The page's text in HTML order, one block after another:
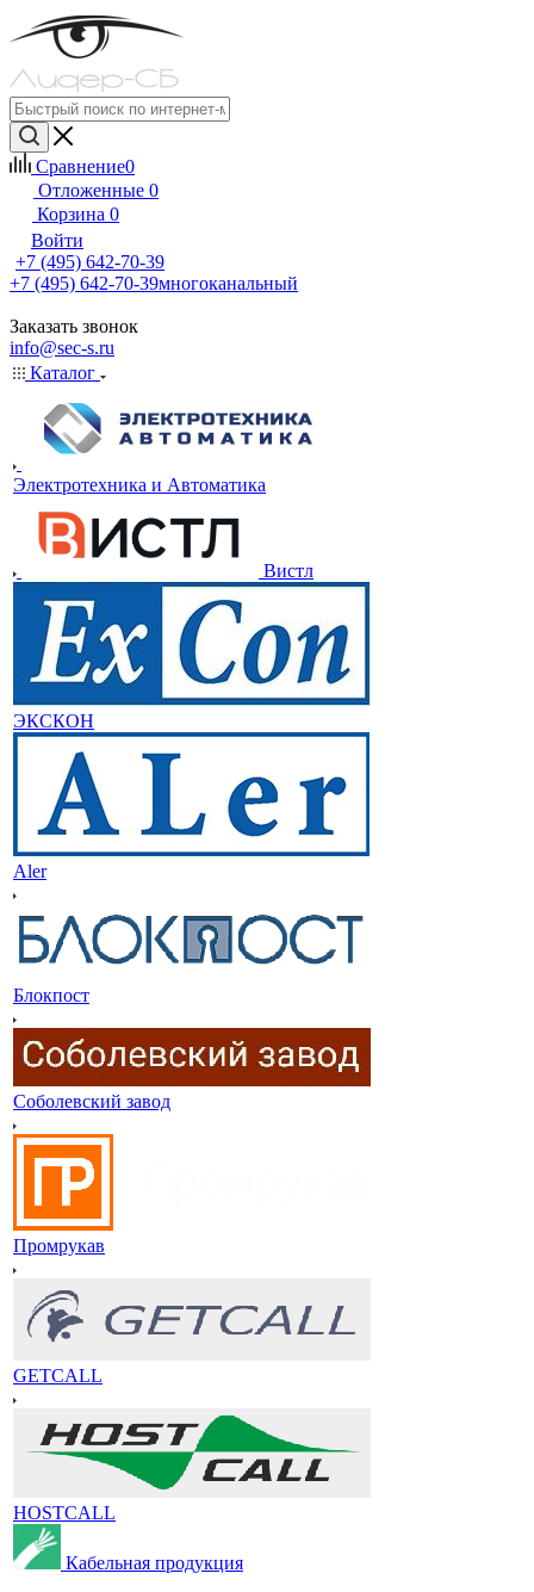
Сравнение0
Отложенные 0
Корзина 0
Войти
+7 (495) 642-70-39
+7 (495) 642-70-39многоканальный
Заказать звонок
info@sec-s.ru
Каталог
Электротехника и Автоматика
Вистл
ЭКСКОН
Aler
Блокпост
Соболевский завод
Промрукав
GETCALL
HOSTCALL
Кабельная продукция